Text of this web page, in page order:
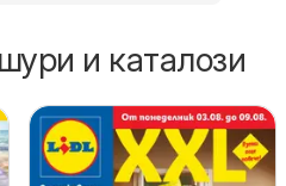
и каталози